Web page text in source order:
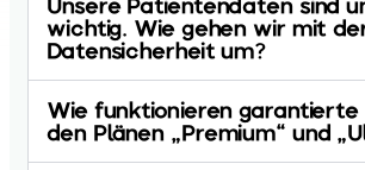
wichtig. Wie gehen wir mit
Datensicherheit um?
Wie funktionieren garantierte
den Plänen „Premium“ und